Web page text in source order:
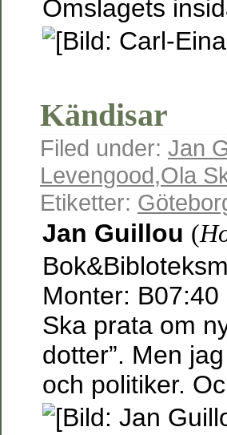
Omslagets
Kändisar
Filed under: Jan
Levengood,Ola
Etiketter:
Jan Guillou (
Monter:
Ska prata om
dotter”. Men
och politiker.